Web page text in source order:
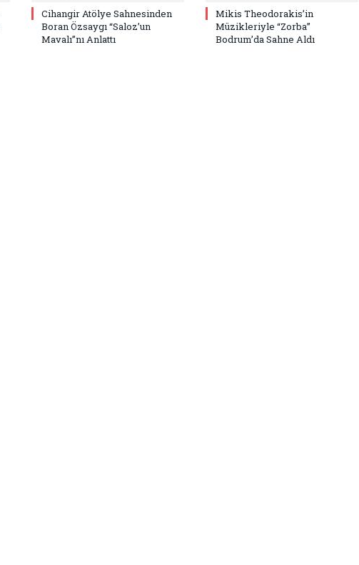
Cihangir Atölye Sahnesinden
Boran Özsaygı “Saloz’un
Mavalı”nı Anlattı
Mikis Theodorakis’in
Müzikleriyle “Zorba”
Bodrum’da Sahne Aldı